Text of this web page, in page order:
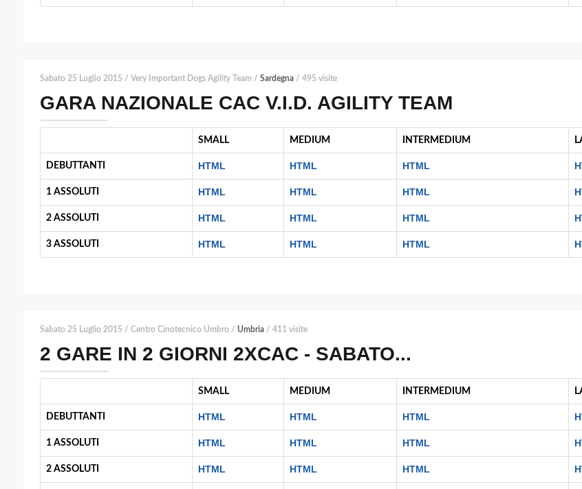
Sabato 25 Luglio 2015 / Very Important Dogs Agility Team / Sardegna/ 495 visite
GARA NAZIONALE CAC V.I.D. AGILITY TEAM
SMALL MEDIUM INTERMEDIUM
DEBUTTANTI HTML HTML HTML
1 ASSOLUTI HTML HTML HTML
2 ASSOLUTI HTML HTML HTML
3 ASSOLUTI HTML HTML HTML
Sabato 25 Luglio 2015 / Centro Cinotecnico Umbro / Umbria/ 411 visite
2 GARE IN 2 GIORNI 2XCAC - SABATO...
SMALL MEDIUM INTERMEDIUM
DEBUTTANTI HTML HTML HTML
1 ASSOLUTI HTML HTML HTML
2 ASSOLUTI HTML HTML HTML